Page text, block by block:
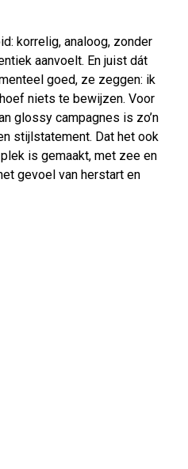
korrelig, analoog, zonder
aanvoelt. En juist dát
goed, ze zeggen: ik
niets te bewijzen. Voor
glossy campagnes is zo’n
stijlstatement. Dat het ook
is gemaakt, met zee en
gevoel van herstart en